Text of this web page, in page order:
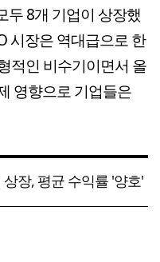
두 8개 기업이 상장했
시장은 역대급으로 한
적인 비수기이면서 올
영향으로 기업들은
장, 평균 수익률 '양호'